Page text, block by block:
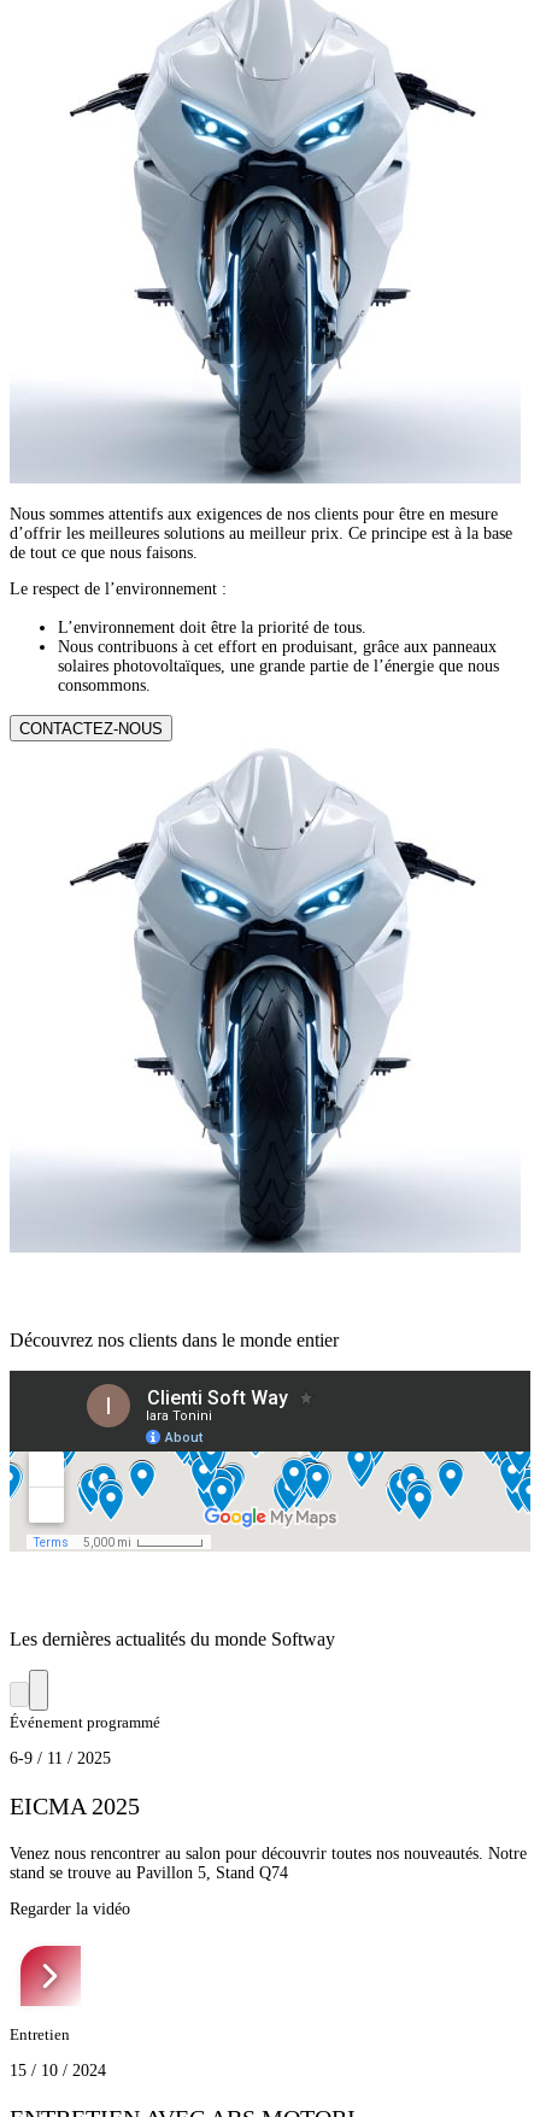
Nous sommes attentifs aux exigences de nos clients pour être en mesure
d’offrir les meilleures solutions au meilleur prix. Ce principe est à la base
de tout ce que nous faisons.
Le respect de l’environnement :
L’environnement doit être la priorité de tous.
Nous contribuons à cet effort en produisant, grâce aux panneaux
solaires photovoltaïques, une grande partie de l’énergie que nous
consommons.
CONTACTEZ-NOUS
Découvrez nos clients dans le monde entier
Les dernières actualités du monde Softway
Événement programmé
6-9 / 11 / 2025
EICMA 2025
Venez nous rencontrer au salon pour découvrir toutes nos nouveautés. Notre
stand se trouve au Pavillon 5, Stand Q74
Regarder la vidéo
Entretien
15 / 10 / 2024